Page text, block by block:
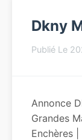
Dkny
Publié Le
Annonce
Grandes
Enchères